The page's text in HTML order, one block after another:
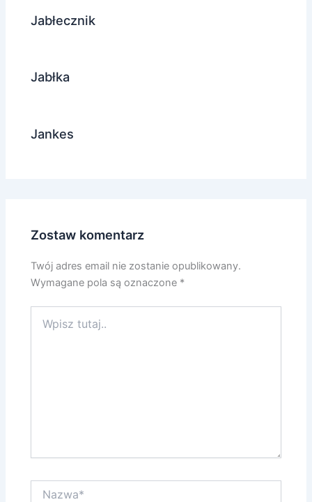
Jabłecznik
Jabłka
Jankes
Zostaw komentarz
Twój adres email nie zostanie opublikowany.
Wymagane pola są oznaczone *
tutaj..